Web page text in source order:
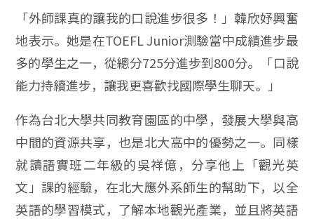
「外師課真的讓我的口說進步很多！」韓欣妤興奮
地表示。她是在TOEFL Junior測驗當中成績進步最
多的學生之一，從總分725分進步到800分。「口說
能力持續進步，讓我更喜歡找國際學生聊天。」
作為台北大學共同教育園區的中學，發展大學與高
中間的資源共享，也是北大高中的優勢之一。同樣
就讀語實班二年級的吳祥億，分享他上「觀光英
文」課的經驗，在北大應外系師生的幫助下，以全
英語的學習模式，了解本地觀光產業，並且將英語